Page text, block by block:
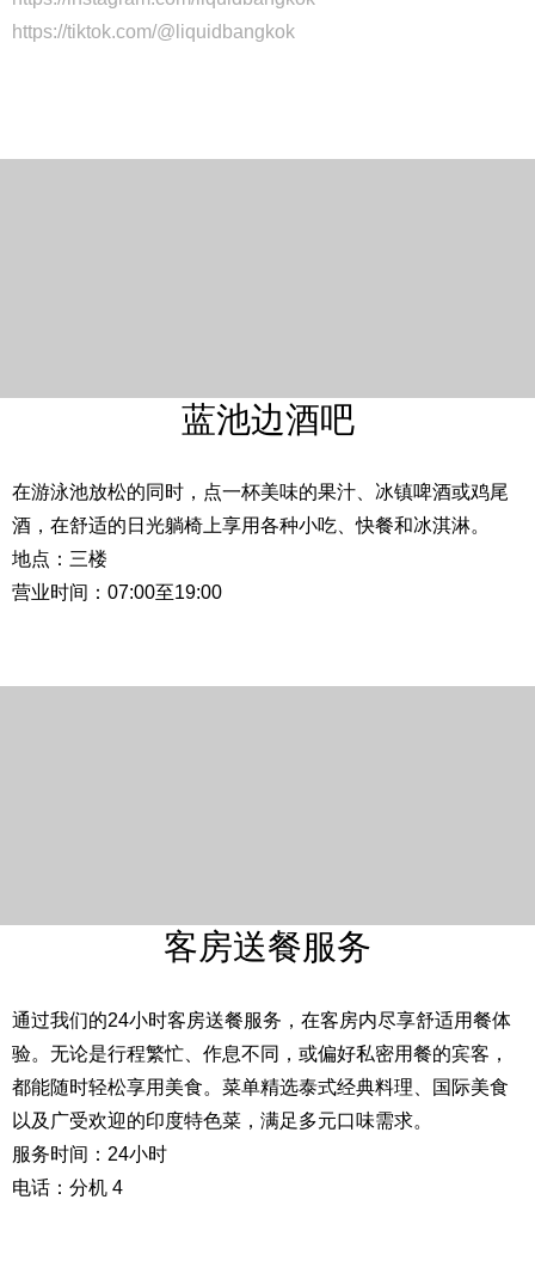
https://tiktok.com/@liquidbangkok
蓝池边酒吧
在游泳池放松的同时，点一杯美味的果汁、冰镇啤酒或鸡尾
酒，在舒适的日光躺椅上享用各种小吃、快餐和冰淇淋。
地点：三楼
营业时间：07:00至19:00
客房送餐服务
通过我们的24小时客房送餐服务，在客房内尽享舒适用餐体
验。无论是行程繁忙、作息不同，或偏好私密用餐的宾客，
都能随时轻松享用美食。菜单精选泰式经典料理、国际美食
以及广受欢迎的印度特色菜，满足多元口味需求。
服务时间：24小时
电话：分机 4